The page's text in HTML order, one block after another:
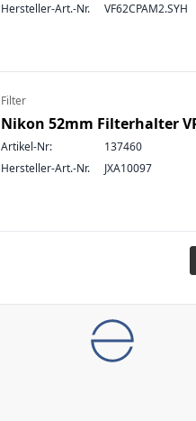
Hersteller-Art.-Nr.
VF62CPAM2.SYH
Filter
Nikon 52mm Filterhalter
Artikel-Nr:
137460
Hersteller-Art.-Nr.
JXA10097